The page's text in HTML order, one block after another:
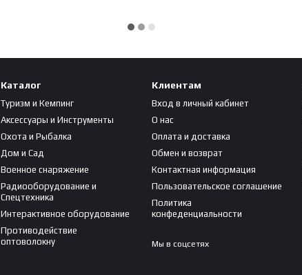
Каталог
Туризм и Кемпинг
Аксессуары и Инструменты
Охота и Рыбалка
Дом и Сад
Военное снаряжение
Радиооборудование и
Спецтехника
Интерактивное оборудование
Противодействие
оптоволокну
Клиентам
Вход в личный кабинет
О нас
Оплата и доставка
Обмен и возврат
Контактная информация
Пользовательское соглашение
Политика
конфеденциальности
Мы в соцсетях